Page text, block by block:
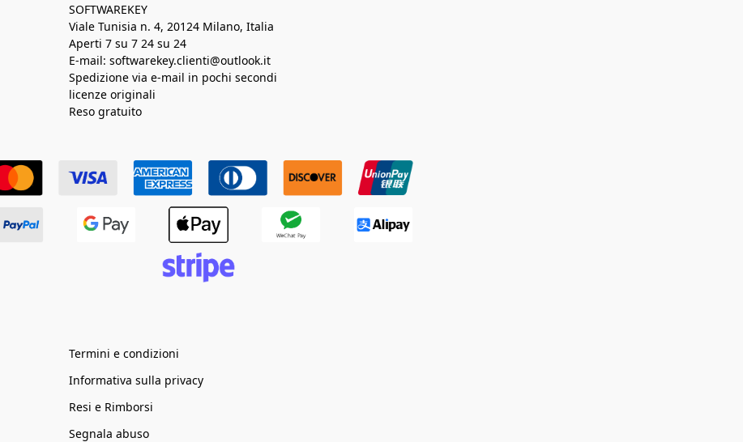
SOFTWAREKEY
Viale Tunisia n. 4, 20124 Milano, Italia
Aperti 7 su 7 24 su 24
E-mail: softwarekey.clienti@outlook.it
Spedizione via e-mail in pochi secondi
licenze originali
Reso gratuito
Termini e condizioni
Informativa sulla privacy
Resi e Rimborsi
Segnala abuso